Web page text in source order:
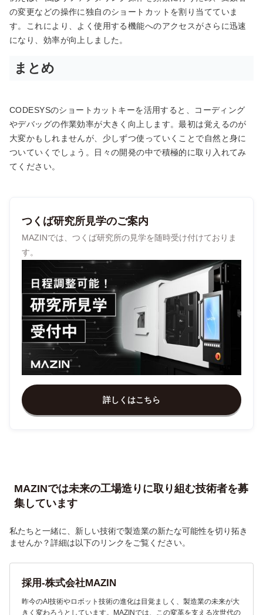
の変更などの操作に独自のショートカットを割り当てていま
す。これにより、よく使用する機能へのアクセスがさらに迅速
になり、効率が向上しました。
まとめ
CODESYSのショートカットキーを活用すると、コーディング
やデバッグの作業効率が大きく向上します。最初は覚えるのが
大変かもしれませんが、少しずつ使っていくことで自然と身に
ついていくでしょう。日々の開発の中で積極的に取り入れてみ
てください。
つくば研究所見学のご案内
MAZINでは、つくば研究所の見学を随時受け付けておりま
す。
詳しくはこちら
MAZINでは未来の工場造りに取り組む技術者を募
集しています
私たちと一緒に、新しい技術で製造業の新たな可能性を切り拓き
ませんか？詳細は以下のリンクをご覧ください。
採用-株式会社MAZIN
昨今のAI技術やロボット技術の進化は目覚ましく、製造業の未来が大
きく変わろうとしています。MAZINでは、この変革を支える次世代の